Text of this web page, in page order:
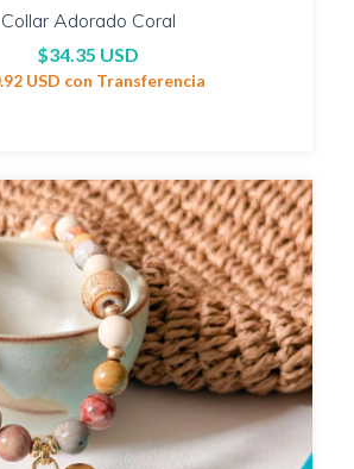
Collar Adorado Coral
$34.35 USD
USD con Transferencia